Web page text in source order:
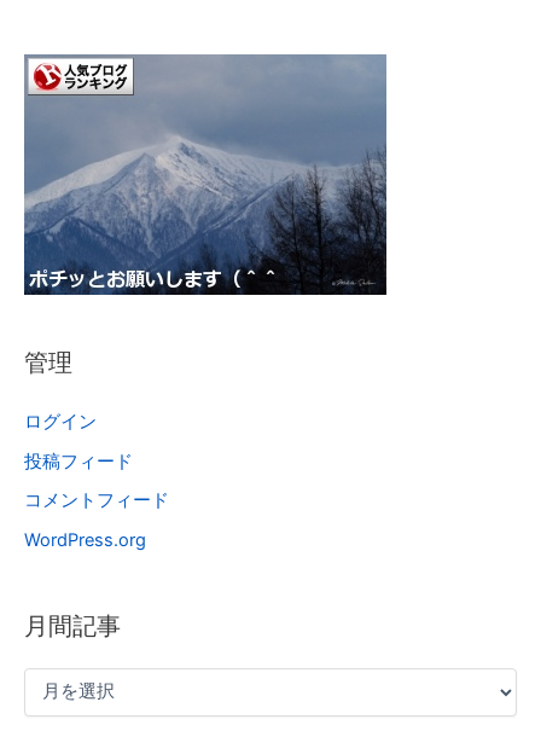
管理
ログイン
投稿フィード
コメントフィード
WordPress.org
月間記事